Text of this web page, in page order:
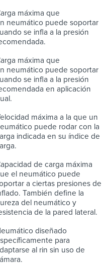
máxima que
neumático puede soportar
se infla a la presión
máxima que
neumático puede soportar
se infla a la presión
en aplicación
máxima a la que un
puede rodar con la
indicada en su índice de
de carga máxima
el neumático puede
a ciertas presiones de
También define la
del neumático y
de la pared lateral.
diseñado
para
al rin sin uso de